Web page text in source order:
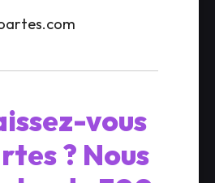
vous
? Nous